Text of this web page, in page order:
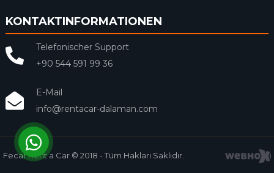
KONTAKTINFORMATIONEN
Telefonischer Support
+90 544 591 99 36
E-Mail
info@rentacar-dalaman.com
Fecar Rent a Car © 2018 - Tüm Hakları Saklıdır.